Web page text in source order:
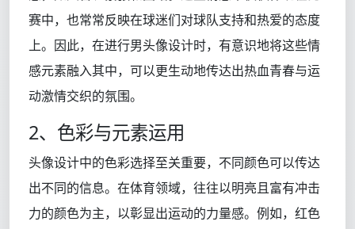
赛中，也常常反映在球迷们对球队支持和热爱的态度
上。因此，在进行男头像设计时，有意识地将这些情
感元素融入其中，可以更生动地传达出热血青春与运
动激情交织的氛围。
2、色彩与元素运用
头像设计中的色彩选择至关重要，不同颜色可以传达
出不同的信息。在体育领域，往往以明亮且富有冲击
力的颜色为主，以彰显出运动的力量感。例如，红色